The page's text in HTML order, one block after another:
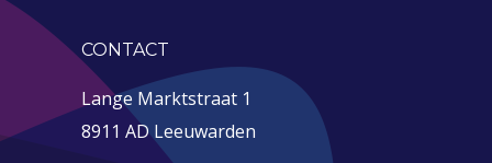
CONTACT
Lange Marktstraat 1
8911 AD Leeuwarden